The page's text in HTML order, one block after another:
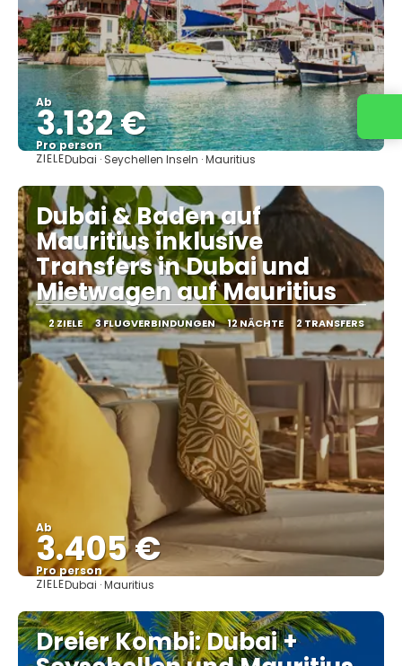
Ab
3.132 €
Pro person
Sehen
ZIELEDubai · Seychellen Inseln · Mauritius
Dubai & Baden auf
Mauritius inklusive
Transfers in Dubai und
Mietwagen auf Mauritius
2 ZIELE 3 FLUGVERBINDUNGEN 12 NÄCHTE 2 TRANSFERS
Ab
3.405 €
Pro person
ZIELEDubai · Mauritius
Dreier Kombi: Dubai +